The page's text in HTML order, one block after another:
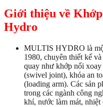
Giới thiệu về
Hydro
MULTIS HYDRO là
1980, chuyên thiết kế
quay như khớp nối
(swivel joint), khóa an
(loading arm). Các sản
trong các ngành công
khí, nước làm mát, nhiệt